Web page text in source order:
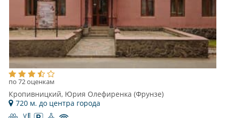
по 72 оценкам
Кропивницкий, Юрия Олефиренка (Фрунзе)
720 м. до центра города